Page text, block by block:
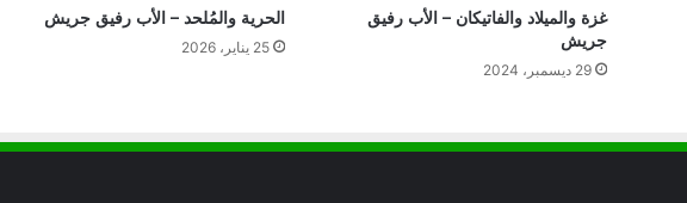
غزة والميلاد والفاتيكان – الأب رفيق
جريش
29 ديسمبر، 2024
الحرية والمُلحد – الأب رفيق جريش
25 يناير، 2026